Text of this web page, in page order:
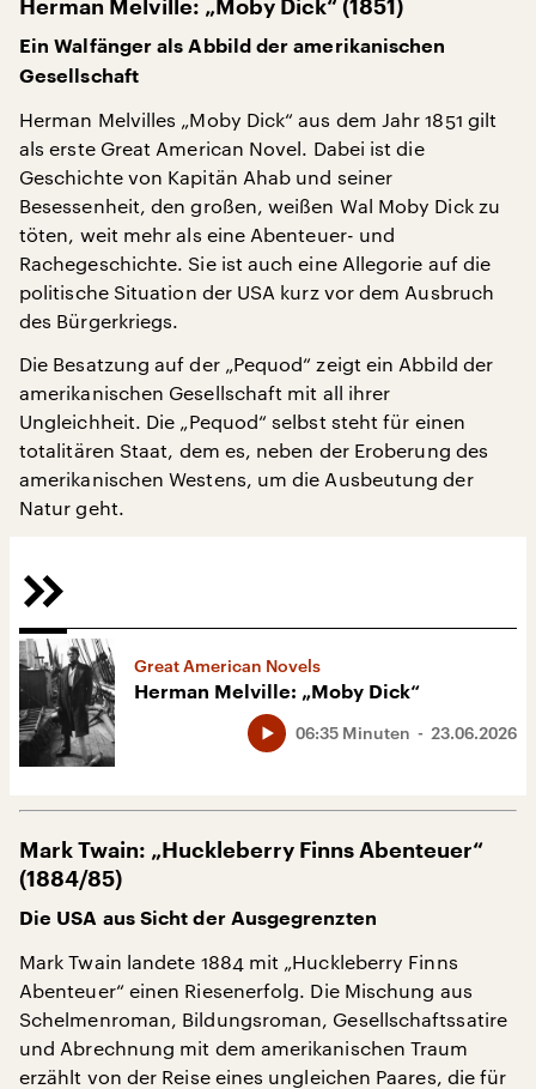
Herman Melville: „Moby Dick“ (1851)
Ein Walfänger als Abbild der amerikanischen
Gesellschaft
Herman Melvilles „Moby Dick“ aus dem Jahr 1851 gilt
als erste Great American Novel. Dabei ist die
Geschichte von Kapitän Ahab und seiner
Besessenheit, den großen, weißen Wal Moby Dick zu
töten, weit mehr als eine Abenteuer- und
Rachegeschichte. Sie ist auch eine Allegorie auf die
politische Situation der USA kurz vor dem Ausbruch
des Bürgerkriegs.
Die Besatzung auf der „Pequod“ zeigt ein Abbild der
amerikanischen Gesellschaft mit all ihrer
Ungleichheit. Die „Pequod“ selbst steht für einen
totalitären Staat, dem es, neben der Eroberung des
amerikanischen Westens, um die Ausbeutung der
Natur geht.
Great American Novels
Herman Melville: „Moby Dick“
23.06.2026
06:35 Minuten
Mark Twain: „Huckleberry Finns Abenteuer“
(1884/85)
Die USA aus Sicht der Ausgegrenzten
Mark Twain landete 1884 mit „Huckleberry Finns
Abenteuer“ einen Riesenerfolg. Die Mischung aus
Schelmenroman, Bildungsroman, Gesellschaftssatire
und Abrechnung mit dem amerikanischen Traum
erzählt von der Reise eines ungleichen Paares, die für